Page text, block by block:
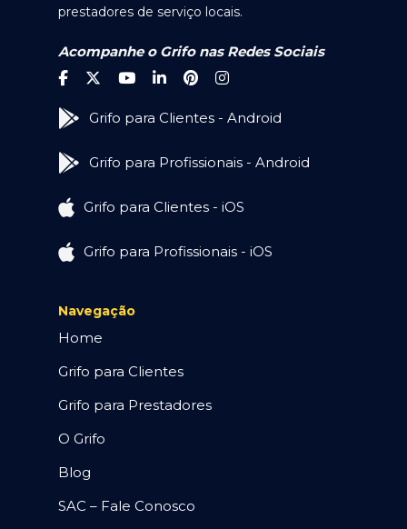
prestadores de serviço locais.
Acompanhe o Grifo nas Redes Sociais
Grifo para Clientes - Android
Grifo para Profissionais - Android
Grifo para Clientes - iOS
Grifo para Profissionais - iOS
Navegação
Home
Grifo para Clientes
Grifo para Prestadores
O Grifo
Blog
SAC – Fale Conosco